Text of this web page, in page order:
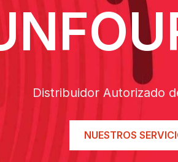
Distribuidor Autorizado
NUESTROS